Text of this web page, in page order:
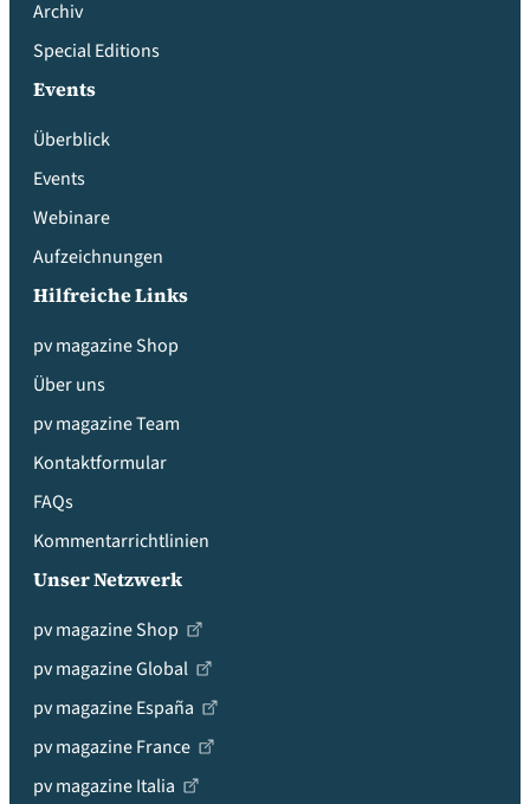
Archiv
Special Editions
Events
Überblick
Events
Webinare
Aufzeichnungen
Hilfreiche Links
pv magazine Shop
Über uns
pv magazine Team
Kontaktformular
FAQs
Kommentarrichtlinien
Unser Netzwerk
pv magazine Shop
pv magazine Global
pv magazine España
pv magazine France
pv magazine Italia